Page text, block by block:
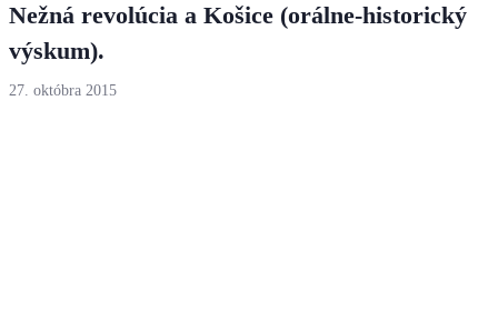
Nežná revolúcia a Košice (orálne-historický
výskum).
27. októbra 2015